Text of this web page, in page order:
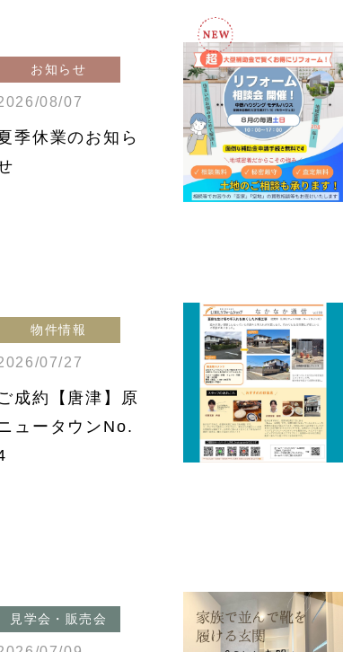
お知らせ
08/07
季休業のお知ら
物件情報
07/27
成約【唐津】原
ュータウンNo.
見学会・販売会